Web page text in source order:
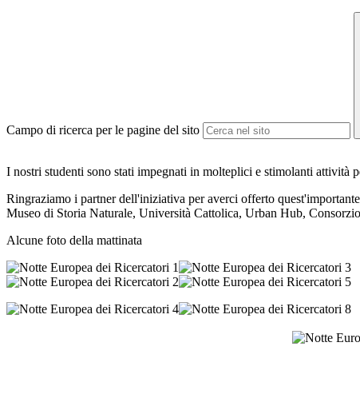
Campo di ricerca per le pagine del sito
I nostri studenti sono stati impegnati in molteplici e stimolanti attività
Ringraziamo i partner dell'iniziativa per averci offerto
Museo di Storia Naturale, Università Cattolica, Urban Hub,
Alcune foto della mattinata